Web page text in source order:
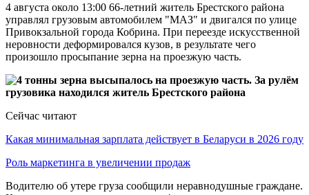
4 августа около 13:00 66-летний житель Брестского района
управлял грузовым автомобилем "МАЗ" и двигался по улице
Привокзальной города Кобрина. При переезде искусственной
неровности деформировался кузов, в результате чего
произошло просыпание зерна на проезжую часть.
Сейчас читают
Какая минимальная зарплата действует в Беларуси в 2026 году
Роль маркетинга в увеличении продаж
Водителю об утере груза сообщили неравнодушные граждане.